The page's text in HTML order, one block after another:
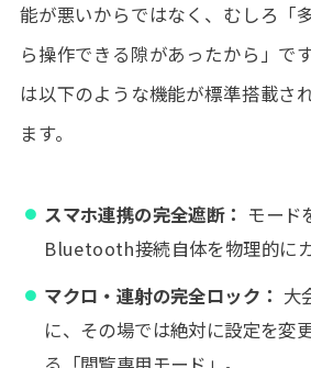
能が悪いからではなく、むしろ「
ら操作できる隙があったから」で
は以下のような機能が標準搭載さ
ます。
スマホ連携の完全遮断： モード
Bluetooth接続自体を物理的にカ
マクロ・連射の完全ロック： 大
に、その場では絶対に設定を変